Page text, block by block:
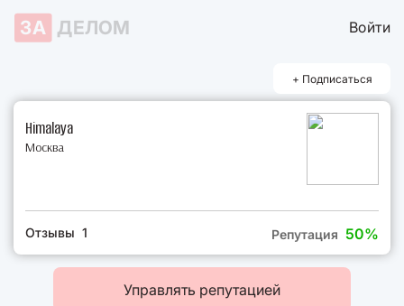
ЗА ДЕЛОМ Войти
+ Подписаться
Himalaya
Москва
Репутация 50%
Отзывы 1
Управлять репутацией